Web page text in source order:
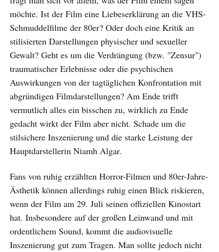
möchte. Ist der Film eine Liebeserklärung an die VHS-
Schmuddelfilme der 80er? Oder doch eine Kritik an
stilisierten Darstellungen physischer und sexueller
Gewalt? Geht es um die Verdrängung (bzw. "Zensur")
traumatischer Erlebnisse oder die psychischen
Auswirkungen von der tagtäglichen Konfrontation mit
abgründigen Filmdarstellungen? Am Ende trifft
vermutlich alles ein bisschen zu, wirklich zu Ende
gedacht wirkt der Film aber nicht. Schade um die
stilsichere Inszenierung und die starke Leistung der
Hauptdarstellerin Niamh Algar.
Fans von ruhig erzählten Horror-Filmen und 80er-Jahre-
Ästhetik können allerdings ruhig einen Blick riskieren,
wenn der Film am 29. Juli seinen offiziellen Kinostart
hat. Insbesondere auf der großen Leinwand und mit
ordentlichem Sound, kommt die audiovisuelle
Inszenierung gut zum Tragen. Man sollte jedoch nicht